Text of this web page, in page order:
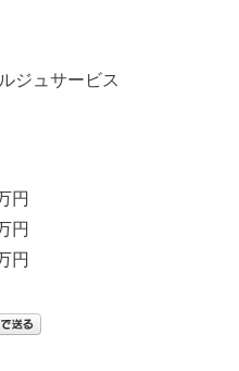
ジュサービス
円
円
円